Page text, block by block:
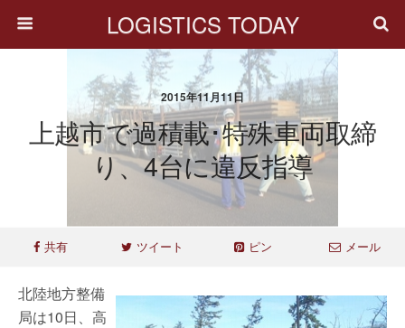
LOGISTICS TODAY
2015年11月11日
上越市で過積載･特殊車両取締
り、4台に違反指導
共有 ツイート ピン メール
北陸地方整備
局は10日、高